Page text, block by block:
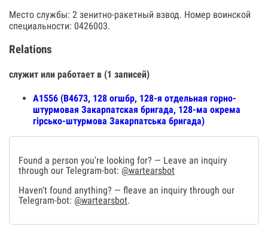
Место службы: 2 зенитно-ракетный взвод. Номер воинской
специальности: 0426003.
Relations
служит или работает в (1 записей)
А1556 (В4673, 128 огшбр, 128-я отдельная горно-
штурмовая Закарпатская бригада, 128-ма окрема
гірсько-штурмова Закарпатська бригада)
Found a person you're looking for? — Leave an inquiry
through our Telegram-bot: @wartearsbot
Haven't found anything? — fleave an inquiry through our
Telegram-bot: @wartearsbot.